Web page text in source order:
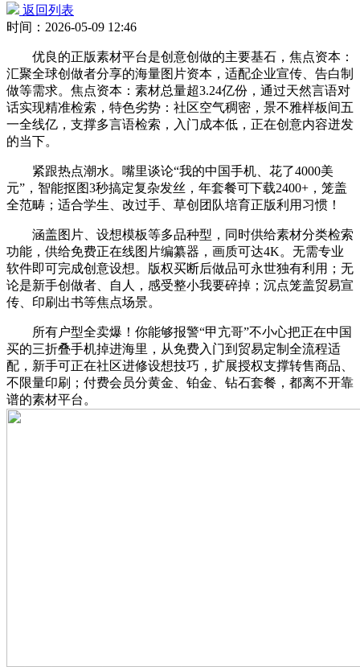
返回列表
时间：2026-05-09 12:46
优良的正版素材平台是创意创做的主要基石，焦点资本：
汇聚全球创做者分享的海量图片资本，适配企业宣传、告白制
做等需求。焦点资本：素材总量超3.24亿份，通过天然言语对
话实现精准检索，特色劣势：社区空气稠密，景不雅样板间五
一全线亿，支撑多言语检索，入门成本低，正在创意内容迸发
的当下。
紧跟热点潮水。嘴里谈论“我的中国手机、花了4000美
元”，智能抠图3秒搞定复杂发丝，年套餐可下载2400+，笼盖
全范畴；适合学生、改过手、草创团队培育正版利用习惯！
涵盖图片、设想模板等多品种型，同时供给素材分类检索
功能，供给免费正在线图片编纂器，画质可达4K。无需专业
软件即可完成创意设想。版权买断后做品可永世独有利用；无
论是新手创做者、自人，感受整小我要碎掉；沉点笼盖贸易宣
传、印刷出书等焦点场景。
所有户型全卖爆！你能够报警“甲亢哥”不小心把正在中国
买的三折叠手机掉进海里，从免费入门到贸易定制全流程适
配，新手可正在社区进修设想技巧，扩展授权支撑转售商品、
不限量印刷；付费会员分黄金、铂金、钻石套餐，都离不开靠
谱的素材平台。